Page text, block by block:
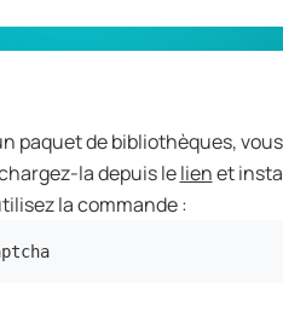
paquet de bibliothèques,
la depuis lelienet
la commande :